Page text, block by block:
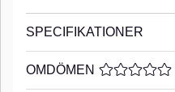
SPECIFIKATIONER
OMDÖMEN